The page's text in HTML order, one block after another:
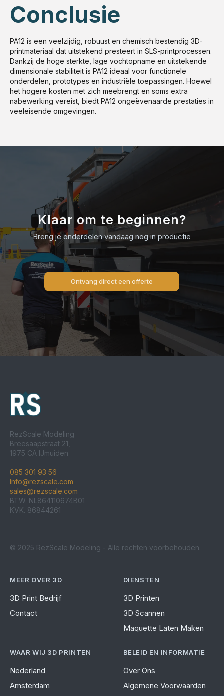
Conclusie
PA12 is een veelzijdig, robuust en chemisch bestendig 3D-
printmateriaal dat uitstekend presteert in SLS-printprocessen.
Dankzij de hoge sterkte, lage vochtopname en uitstekende
dimensionale stabiliteit is PA12 ideaal voor functionele
onderdelen, prototypes en industriële toepassingen. Hoewel
het hogere kosten met zich meebrengt en soms extra
nabewerking vereist, biedt PA12 ongeëvenaarde prestaties in
veeleisende omgevingen.
Klaar om te beginnen?
Breng je onderdelen vandaag nog in productie
Ontvang direct een offerte
RezScale Modeling
Breesaapstraat 21,
1975 CA IJmuiden
085 301 93 56
Info@rezscale.com
sales@rezscale.com
BTW. NL864110674B01
KVK. 86844261
© 2025 RezScale Modeling - Alle rechten voorbehouden.
MEER OVER 3D
3D Print Bedrijf
Contact
DIENSTEN
3D Printen
3D Scannen
Maquette Laten Maken
WAAR WIJ 3D PRINTEN
Nederland
Amsterdam
BELEID EN INFORMATIE
Over Ons
Algemene Voorwaarden